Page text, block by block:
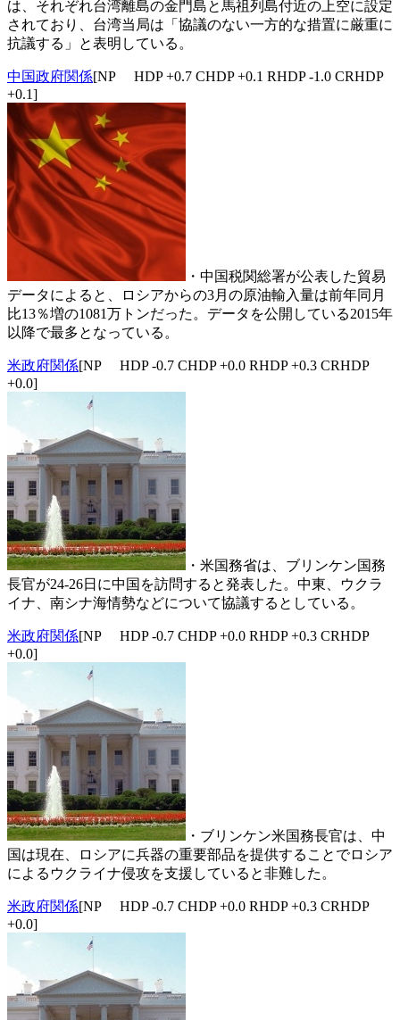
は、それぞれ台湾離島の金門島と馬祖列島付近の上空に設定
されており、台湾当局は「協議のない一方的な措置に厳重に
抗議する」と表明している。
中国政府関係[NP HDP +0.7 CHDP +0.1 RHDP -1.0 CRHDP
+0.1]
・中国税関総署が公表した貿易
データによると、ロシアからの3月の原油輸入量は前年同月
比13％増の1081万トンだった。データを公開している2015年
以降で最多となっている。
米政府関係[NP HDP -0.7 CHDP +0.0 RHDP +0.3 CRHDP
+0.0]
・米国務省は、ブリンケン国務
長官が24-26日に中国を訪問すると発表した。中東、ウクラ
イナ、南シナ海情勢などについて協議するとしている。
米政府関係[NP HDP -0.7 CHDP +0.0 RHDP +0.3 CRHDP
+0.0]
・ブリンケン米国務長官は、中
国は現在、ロシアに兵器の重要部品を提供することでロシア
によるウクライナ侵攻を支援していると非難した。
米政府関係[NP HDP -0.7 CHDP +0.0 RHDP +0.3 CRHDP
+0.0]